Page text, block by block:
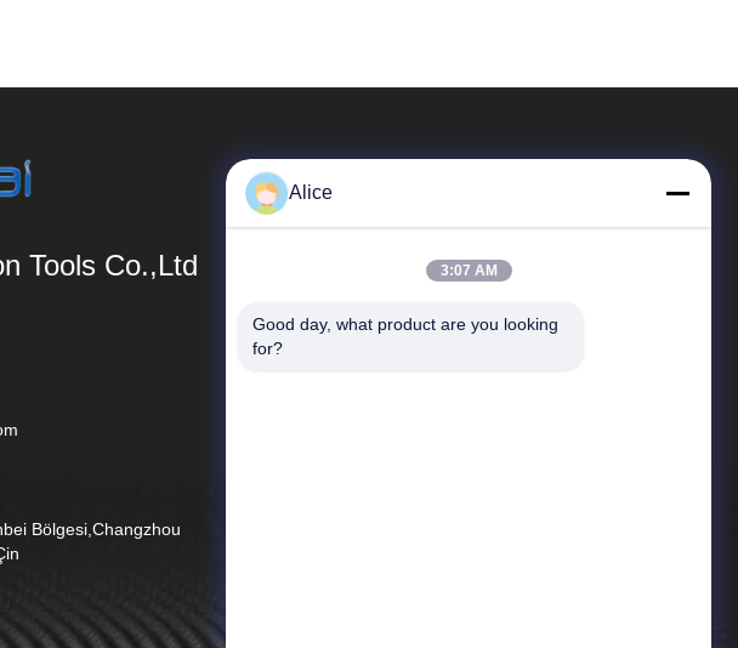
Tools Co.,Ltd
Bölgesi,Changzhou
Hızlı Linkler
Alice
3:07 AM
Good day, what product are you looking
for?